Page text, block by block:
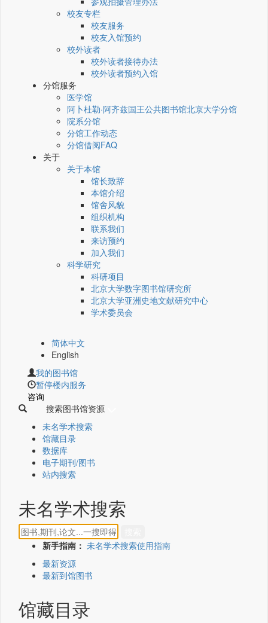
校友专栏
校友服务
校友入馆预约
校外读者
校外读者接待办法
校外读者预约入馆
分馆服务
医学馆
阿卜杜勒·阿齐兹国王公共图书馆北京大学分馆
院系分馆
分馆工作动态
分馆借阅FAQ
关于
关于本馆
馆长致辞
本馆介绍
馆舍风貌
组织机构
联系我们
来访预约
加入我们
科学研究
科研项目
北京大学数字图书馆研究所
北京大学亚洲史地文献研究中心
学术委员会
简体中文
English
我的图书馆
暂停楼内服务
咨询
搜索图书馆资源
未名学术搜索
馆藏目录
数据库
电子期刊/图书
站内搜索
未名学术搜索
新手指南： 未名学术搜索使用指南
最新资源
最新到馆图书
馆藏目录